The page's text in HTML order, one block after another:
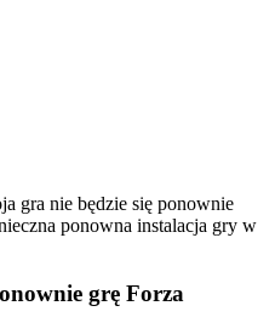
gra nie będzie się ponownie
ponowna instalacja gry w
grę Forza